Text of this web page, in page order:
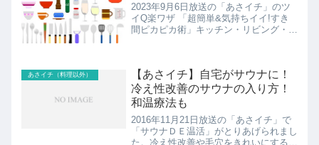
2023年9月6日放送の「あさイチ」のツ
イQ楽ワザ 「超簡単&気持ちイイ!すき
間ピカピカ術」キッチン・リビング・水
や、ソファの溝にた...
あさイチ（料理以外）
【あさイチ】自宅がサウナに！
冷え性改善のサウナの入り方！
和温療法も
2016年11月21日放送の「あさイチ」で
「サウナＤＥ温活」がとりあげられまし
た。冷え性改善や毛穴をきれいにするサ